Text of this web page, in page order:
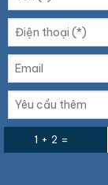
1 + 2 =